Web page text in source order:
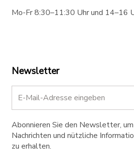
Mo-Fr 8:30–11:30 Uhr und 14–16
Newsletter
Abonnieren Sie den Newsletter,
Nachrichten und nützliche
zu erhalten.